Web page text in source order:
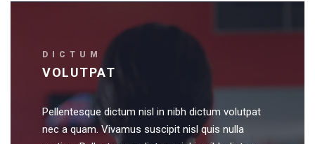
DICTUM
VOLUTPAT
Pellentesque dictum nisl in nibh dictum volutpat
nec a quam. Vivamus suscipit nisl quis nulla